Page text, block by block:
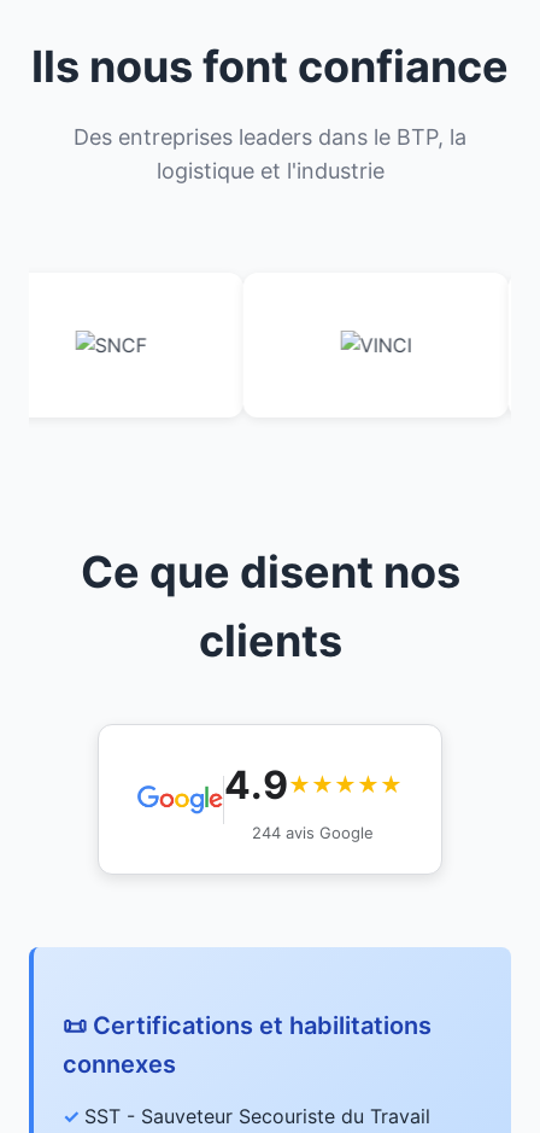
Ils nous font confiance
Des entreprises leaders dans le BTP, la
logistique et l'industrie
Ce que disent nos
clients
4.9★★★★★
244 avis Google
📜 Certifications et habilitations
connexes
SST - Sauveteur Secouriste du Travail